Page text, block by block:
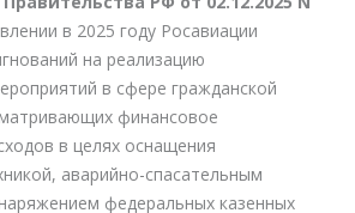
в 2025 году Росавиации
на реализацию
в сфере гражданской
финансовое
в целях оснащения
аварийно-спасательным
федеральных казенных